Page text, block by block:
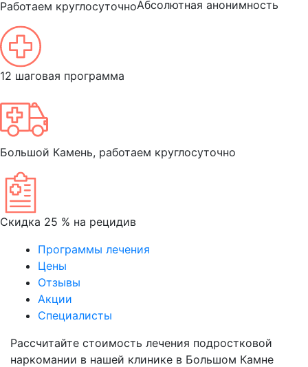
Работаем круглосуточноАбсолютная анонимность
12 шаговая программа
Большой Камень, работаем круглосуточно
Скидка 25 % на рецидив
Программы лечения
Цены
Отзывы
Акции
Специалисты
Рассчитайте стоимость лечения подростковой
наркомании в нашей клинике в Большом Камне